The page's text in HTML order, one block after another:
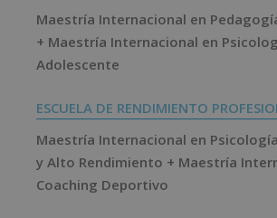
Maestría Internacional en
+ Maestría Internacional en
Adolescente
ESCUELA DE RENDIMIENTO
Maestría Internacional en
y Alto Rendimiento + Maestría
Coaching Deportivo